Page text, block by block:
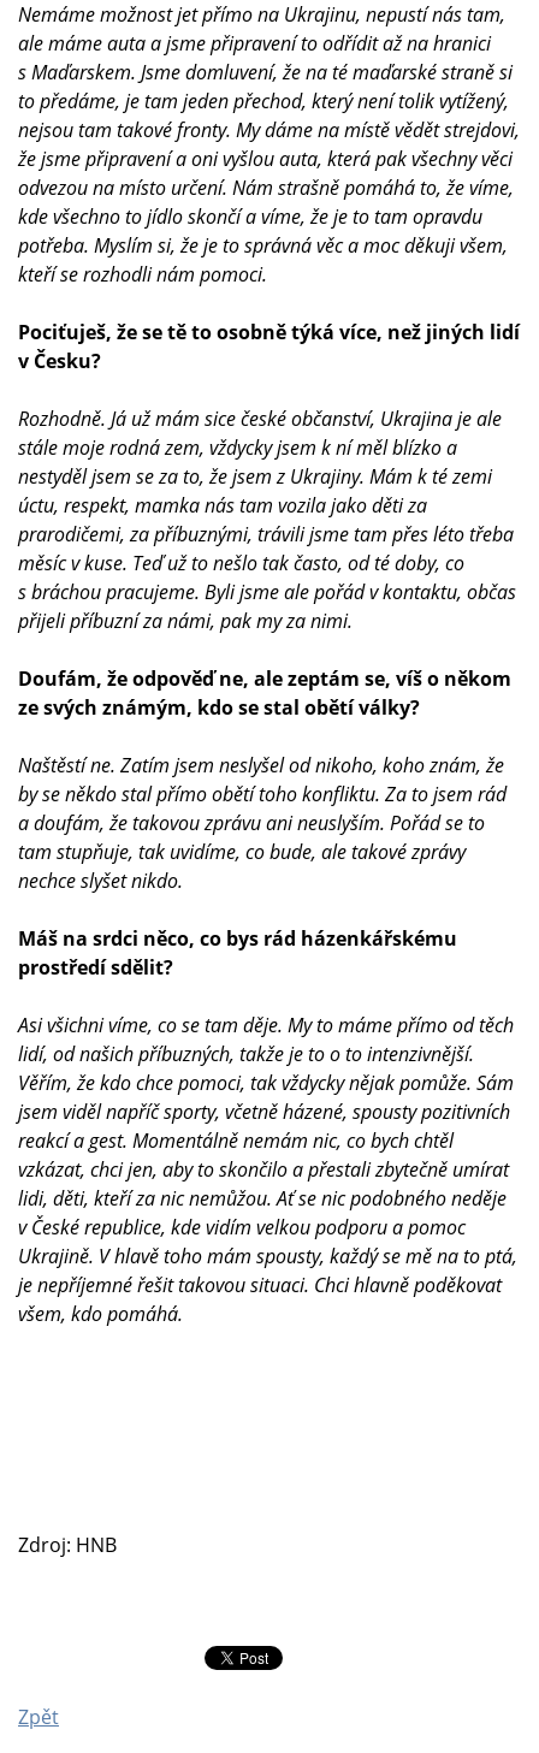
Nemáme možnost jet přímo na Ukrajinu, nepustí nás tam,
ale máme auta a jsme připravení to odřídit až na hranici
s Maďarskem. Jsme domluvení, že na té maďarské straně si
to předáme, je tam jeden přechod, který není tolik vytížený,
nejsou tam takové fronty. My dáme na místě vědět strejdovi,
že jsme připravení a oni vyšlou auta, která pak všechny věci
odvezou na místo určení. Nám strašně pomáhá to, že víme,
kde všechno to jídlo skončí a víme, že je to tam opravdu
potřeba. Myslím si, že je to správná věc a moc děkuji všem,
kteří se rozhodli nám pomoci.
Pociťuješ, že se tě to osobně týká více, než jiných lidí
v Česku?
Rozhodně. Já už mám sice české občanství, Ukrajina je ale
stále moje rodná zem, vždycky jsem k ní měl blízko a
nestyděl jsem se za to, že jsem z Ukrajiny. Mám k té zemi
úctu, respekt, mamka nás tam vozila jako děti za
prarodičemi, za příbuznými, trávili jsme tam přes léto třeba
měsíc v kuse. Teď už to nešlo tak často, od té doby, co
s bráchou pracujeme. Byli jsme ale pořád v kontaktu, občas
přijeli příbuzní za námi, pak my za nimi.
Doufám, že odpověď ne, ale zeptám se, víš o někom
ze svých známým, kdo se stal obětí války?
Naštěstí ne. Zatím jsem neslyšel od nikoho, koho znám, že
by se někdo stal přímo obětí toho konfliktu. Za to jsem rád
a doufám, že takovou zprávu ani neuslyším. Pořád se to
tam stupňuje, tak uvidíme, co bude, ale takové zprávy
nechce slyšet nikdo.
Máš na srdci něco, co bys rád házenkářskému
prostředí sdělit?
Asi všichni víme, co se tam děje. My to máme přímo od těch
lidí, od našich příbuzných, takže je to o to intenzivnější.
Věřím, že kdo chce pomoci, tak vždycky nějak pomůže. Sám
jsem viděl napříč sporty, včetně házené, spousty pozitivních
reakcí a gest. Momentálně nemám nic, co bych chtěl
vzkázat, chci jen, aby to skončilo a přestali zbytečně umírat
lidi, děti, kteří za nic nemůžou. Ať se nic podobného neděje
v České republice, kde vidím velkou podporu a pomoc
Ukrajině. V hlavě toho mám spousty, každý se mě na to ptá,
je nepříjemné řešit takovou situaci. Chci hlavně poděkovat
všem, kdo pomáhá.
Zdroj: HNB
Zpět